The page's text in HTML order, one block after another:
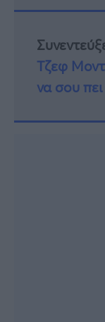
Τζεφ
να σου πει